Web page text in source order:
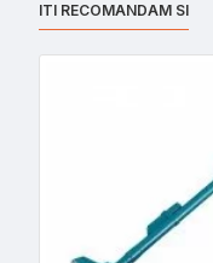
ITI RECOMANDAM SI